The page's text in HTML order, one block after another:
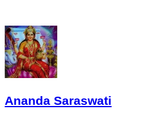
Ananda Saraswati